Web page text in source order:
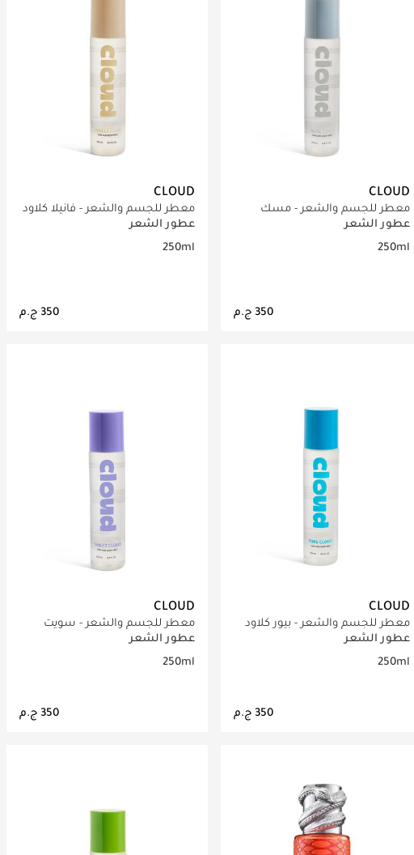
CLOUD
معطر للجسم والشعر - مسك
كلاود​
عطور الشعر
250ml
CLOUD
معطر للجسم والشعر - فانيلا كلاود​
عطور الشعر
250ml
⁦350⁩ ج.م
CLOUD
معطر للجسم والشعر - بيور كلاود​
عطور الشعر
250ml
CLOUD
معطر للجسم والشعر - سويت
كلاود​
عطور الشعر
250ml
⁦350⁩ ج.م